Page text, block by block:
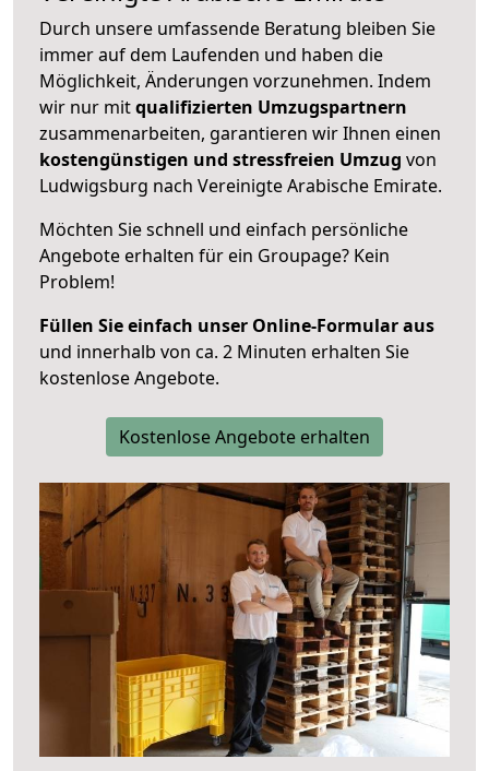
Durch unsere umfassende Beratung bleiben Sie
immer auf dem Laufenden und haben die
Möglichkeit, Änderungen vorzunehmen. Indem
wir nur mitqualifizierten Umzugspartnern
zusammenarbeiten, garantieren wir Ihnen einen
kostengünstigen und stressfreien Umzug von
Ludwigsburg nach Vereinigte Arabische Emirate.
Möchten Sie schnell und einfach persönliche
Angebote erhalten für ein Groupage? Kein
Problem!
Füllen Sie einfach unser Online-Formular aus
und innerhalb von ca. 2 Minuten erhalten Sie
kostenlose Angebote.
Kostenlose Angebote erhalten